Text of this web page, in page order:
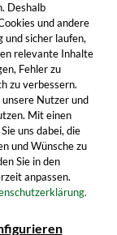
Deshalb
und andere
und sicher laufen,
relevante Inhalte
Fehler zu
zu verbessern.
Nutzer und
Mit einen
uns dabei, die
und Wünsche zu
Sie in den
anpassen.